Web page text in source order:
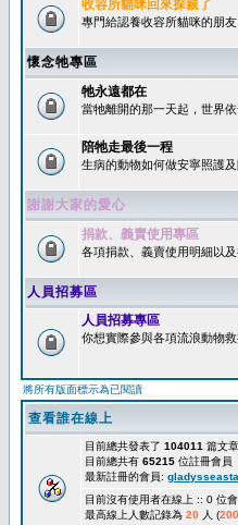
收容所貓咪回來探親了
專門給認養收容所貓咪的朋
懷念牠專區
牠永遠都在
當牠離開的那一天起，世界
陪牠走最後一程
生病的動物如何做安寧照護
謝謝大家的愛心
捐款、義賣使用專區
各項捐款、義賣使用明細以
人員招募區
人員招募專區
你想實際參與各項流浪動物
將所有版面標示為已閱讀
查看誰在線上
目前總共發表了 104011 篇文章
目前總共有 65215 位註冊會員
最新註冊的會員:
目前沒有使用者在線上 :: 0 位
最高線上人數記錄為 20 人 (